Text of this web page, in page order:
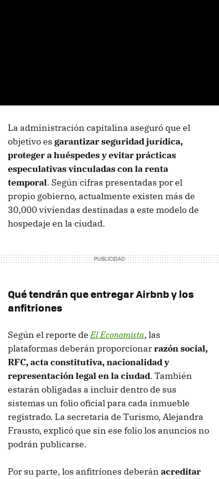
La administración capitalina aseguró que el
objetivo es garantizarseguridad jurídica,
proteger a huéspedes y evitar prácticas
especulativas vinculadas con la renta
temporal. Según cifras presentadas por el
propio gobierno, actualmente existen más de
30,000 viviendas destinadas a este modelo de
hospedaje en la ciudad.
Qué tendrán que entregar Airbnb y los
anfitriones
Según el reporte deEl Economista, las
plataformas deberán proporcionarrazón social,
RFC, acta constitutiva, nacionalidad y
representación legal en la ciudad. También
estarán obligadas a incluir dentro de sus
sistemas un folio oficial para cada inmueble
registrado. La secretaria de Turismo, Alejandra
Frausto, explicó que sin ese folio los anuncios no
podrán publicarse.
Por su parte, los anfitriones deberán acreditar